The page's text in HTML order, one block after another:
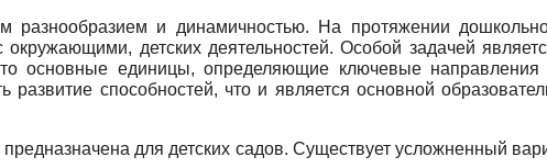
разнообразием и динамичностью. На протяжении
детских деятельностей. Особой задачей
основные единицы, определяющие ключевые направления
способностей, что и является основной
для детских садов. Существует усложненный